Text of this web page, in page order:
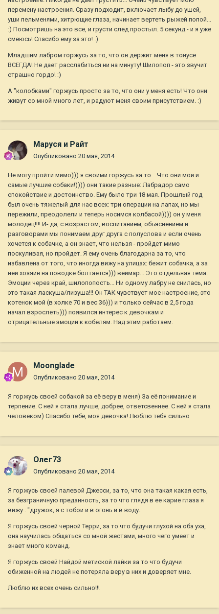
перемену настроения. Сразу подходит, включает лыбу до ушей,
уши пельменями, хитрющие глаза, начинает вертеть рыжей попой...
:) Посмотришь на это все, и грусти след простыл. 5 секунд - и я уже
смеюсь! Спасибо ему за это! :)
Младшим лабром горжусь за то, что он держит меня в тонусе
ВСЕГДА! Не дает расслабиться ни на минуту! Шилопоп - это звучит
страшно гордо! :)
А "колобками" горжусь просто за то, что они у меня есть! Что они
живут со мной много лет, и радуют меня своим присутствием. :)
Маруся и Райт
Опубликовано 20 мая, 2014
Не могу пройти мимо))) я своими горжусь за то... Что они мои и
самые лучшие собаки!)))) они такие разные: Лабрадор само
спокойствие и достоинство. Ему было три 18 мая. Прошлый год
был очень тяжелый для нас всех: три операции на лапах, но мы
пережили, преодолели и теперь носимся колбасой)))) он у меня
молодец!!!! И- да, с возрастом, воспитанием, объяснением и
разговорами мы понимаем друг друга с полуслова и если очень
хочется к собачке, а он знает, что нельзя - пройдет мимо
поскуливая, но пройдет. Я ему очень благодарна за то, что
избавлена от того, что иногда вижу на улицах: бежит собачка, а за
ней хозяин на поводке болтается))) веймар... Это отдельная тема.
Эмоции через край, шилопопость... Ни одному лабру не снилась, но
это такая ласкуша/лизуша!!! Он ТАК чувствует мое настроение, это
котенок мой (в холке 70 и вес 36))) и только сейчас в 2,5 года
начал взрослеть))) появился интерес к девочкам и
отрицательные эмоции к кобелям. Над этим работаем.
Moonglade
Опубликовано 20 мая, 2014
Я горжусь своей собакой за её веру в меня) За её понимание и
терпение. С ней я стала лучше, добрее, ответсвеннее. С ней я стала
человеком) Спасибо тебе, моя девочка! Люблю тебя сильно
Олег73
Опубликовано 20 мая, 2014
Я горжусь своей палевой Джесси, за то, что она такая какая есть,
за безграничную преданность, за то что глядя в ее карие глаза я
вижу : "дружок, я с тобой и в огонь и в воду.
Я горжусь своей черной Терри, за то что будучи глухой на оба уха,
она научилась общаться со мной жестами, много чего умеет и
знает много команд.
Я горжусь своей Найдой метиской лайки за то что будучи
обиженной на людей не потеряла веру в них и доверяет мне.
Люблю их всех очень сильно!!!